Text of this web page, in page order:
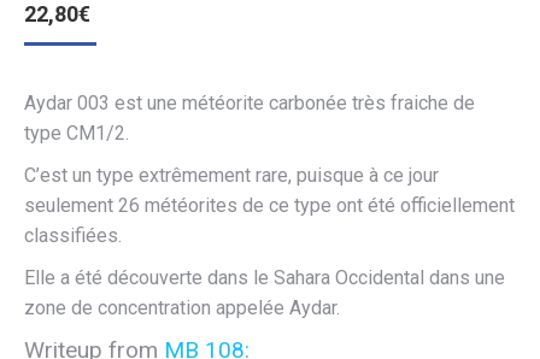
22,80€
Aydar 003 est une météorite carbonée très fraiche de
type CM1/2.
C’est un type extrêmement rare, puisque à ce jour
seulement 26 météorites de ce type ont été officiellement
classifiées.
Elle a été découverte dans le Sahara Occidental dans une
zone de concentration appelée Aydar.
Writeup from MB 108: